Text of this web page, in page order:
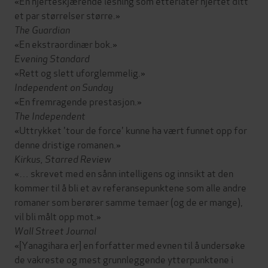
et par størrelser større.»
The Guardian
«En ekstraordinær bok.»
Evening Standard
«Rett og slett uforglemmelig.»
Independent on Sunday
«En fremragende prestasjon.»
The Independent
«Uttrykket 'tour de force' kunne ha vært funnet opp for
denne dristige romanen.»
Kirkus, Starred Review
«… skrevet med en sånn intelligens og innsikt at den
kommer til å bli et av referansepunktene som alle andre
romaner som berører samme temaer (og de er mange),
vil bli målt opp mot.»
Wall Street Journal
«[Yanagihara er] en forfatter med evnen til å undersøke
de vakreste og mest grunnleggende ytterpunktene i